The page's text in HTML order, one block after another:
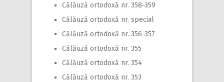
Călăuză ortodoxă nr. 358-359
Călăuză ortodoxă nr. special
Călăuză ortodoxă nr. 356-357
Călăuză ortodoxă nr. 355
Călăuză ortodoxă nr. 354
Călăuză ortodoxă nr. 353